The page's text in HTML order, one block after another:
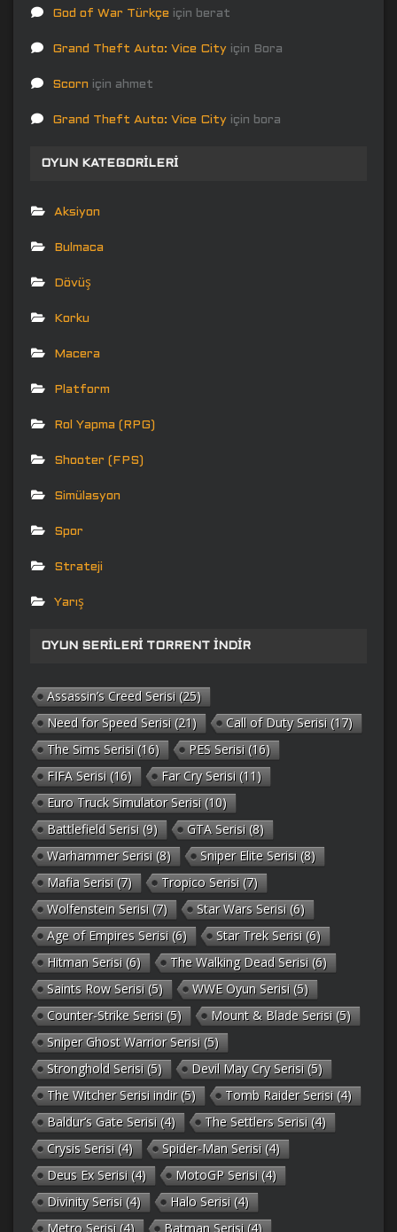
God of War Türkçe için berat
Grand Theft Auto: Vice City için Bora
Scorn için ahmet
Grand Theft Auto: Vice City için bora
OYUN KATEGORILERI
Aksiyon
Bulmaca
Dövüş
Korku
Macera
Platform
Rol Yapma (RPG)
Shooter (FPS)
Simülasyon
Spor
Strateji
Yarış
OYUN SERILERI TORRENT İNDIR
Assassin’s Creed Serisi (25)
Need for Speed Serisi (21) Call of Duty Serisi (17)
The Sims Serisi (16) PES Serisi (16)
FIFA Serisi (16) Far Cry Serisi (11)
Euro Truck Simulator Serisi (10)
Battlefield Serisi (9) GTA Serisi (8)
Warhammer Serisi (8) Sniper Elite Serisi (8)
Mafia Serisi (7) Tropico Serisi (7)
Wolfenstein Serisi (7) Star Wars Serisi (6)
Age of Empires Serisi (6) Star Trek Serisi (6)
Hitman Serisi (6) The Walking Dead Serisi (6)
Saints Row Serisi (5) WWE Oyun Serisi (5)
Counter-Strike Serisi (5) Mount & Blade Serisi (5)
Sniper Ghost Warrior Serisi (5)
Stronghold Serisi (5) Devil May Cry Serisi (5)
The Witcher Serisi indir(5) Tomb Raider Serisi (4)
Baldur’s Gate Serisi (4) The Settlers Serisi (4)
Crysis Serisi (4) Spider-Man Serisi (4)
Deus Ex Serisi (4) MotoGP Serisi (4)
Divinity Serisi (4) Halo Serisi (4)
Metro Serisi (4) Batman Serisi (4)